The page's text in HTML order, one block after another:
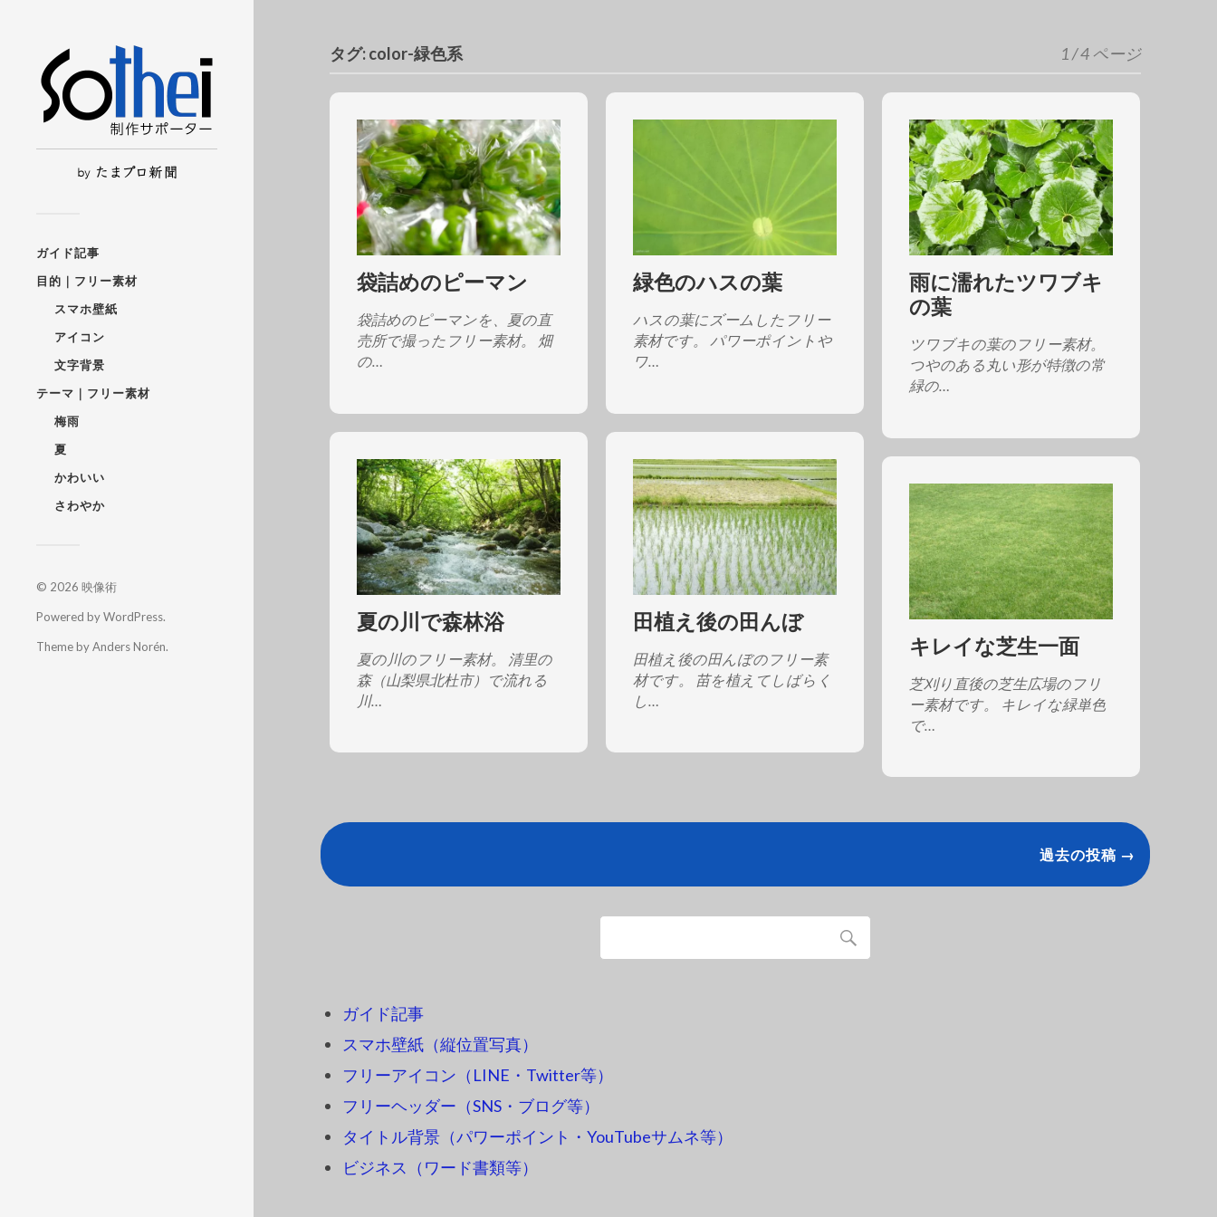
ガイド記事
目的｜フリー素材
スマホ壁紙
アイコン
文字背景
テーマ｜フリー素材
梅雨
夏
かわいい
さわやか
© 2026 映像術
Powered byWordPress.
Theme byAnders Norén.
タグ:color-緑色系 1 / 4 ページ
袋詰めのピーマン
袋詰めのピーマンを、夏の直
売所で撮ったフリー素材。 畑
の…
緑色のハスの葉
ハスの葉にズームしたフリー
素材です。 パワーポイントや
ワ…
雨に濡れたツワブキ
の葉
ツワブキの葉のフリー素材。
つやのある丸い形が特徴の常
緑の…
夏の川で森林浴
夏の川のフリー素材。 清里の
森（山梨県北杜市）で流れる
川…
田植え後の田んぼ
田植え後の田んぼのフリー素
材です。 苗を植えてしばらく
し…
キレイな芝生一面
芝刈り直後の芝生広場のフリ
ー素材です。 キレイな緑単色
で…
過去の投稿 →
ガイド記事
スマホ壁紙（縦位置写真）
フリーアイコン（LINE・Twitter等）
フリーヘッダー（SNS・ブログ等）
タイトル背景（パワーポイント・YouTubeサムネ等）
ビジネス（ワード書類等）